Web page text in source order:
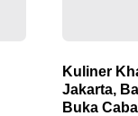
Kuliner
Jakarta,
Buka